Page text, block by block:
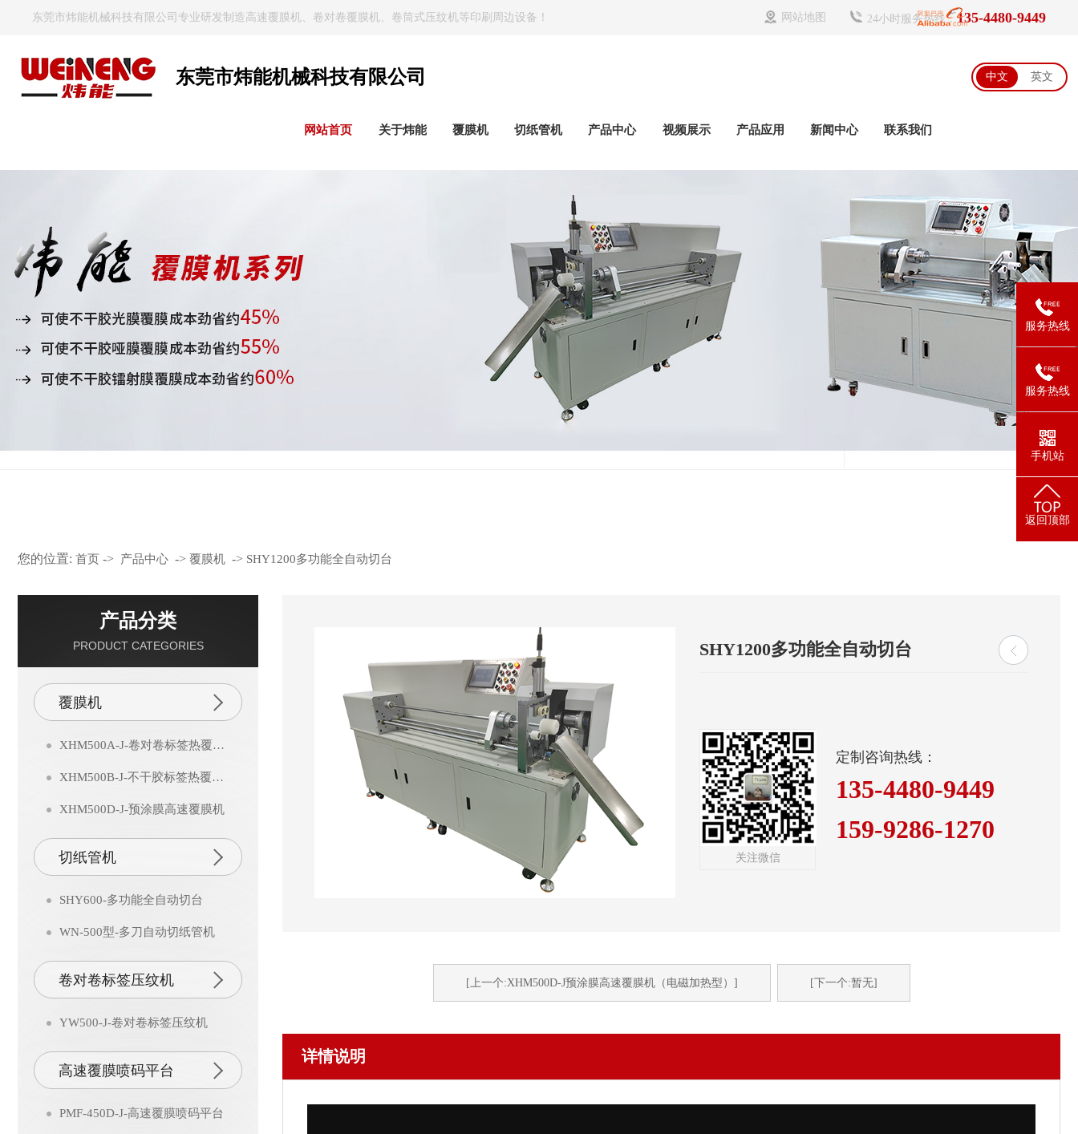
东莞市炜能机械科技有限公司专业研发制造高速覆膜机、卷对卷覆膜机、卷筒式压纹机等印刷周边设备！ 24小时服务热线：135-4480-9449
网站地图
东莞市炜能机械科技有限公司 中文 英文
网站首页 关于炜能 覆膜机 切纸管机 产品中心 视频展示 产品应用 新闻中心 联系我们
您的位置: 首页 -> 产品中心 -> 覆膜机 -> SHY1200多功能全自动切台
产品分类
PRODUCT CATEGORIES
覆膜机
XHM500A-J-卷对卷标签热覆膜机
XHM500B-J-不干胶标签热覆膜机
XHM500D-J-预涂膜高速覆膜机
切纸管机
SHY600-多功能全自动切台
WN-500型-多刀自动切纸管机
卷对卷标签压纹机
YW500-J-卷对卷标签压纹机
高速覆膜喷码平台
PMF-450D-J-高速覆膜喷码平台
SHY1200多功能全自动切台
关注微信
定制咨询热线：
135-4480-9449
159-9286-1270
[上一个:XHM500D-J预涂膜高速覆膜机（电磁加热型）] [下一个:暂无]
详情说明
服务热线
服务热线
手机站
返回顶部